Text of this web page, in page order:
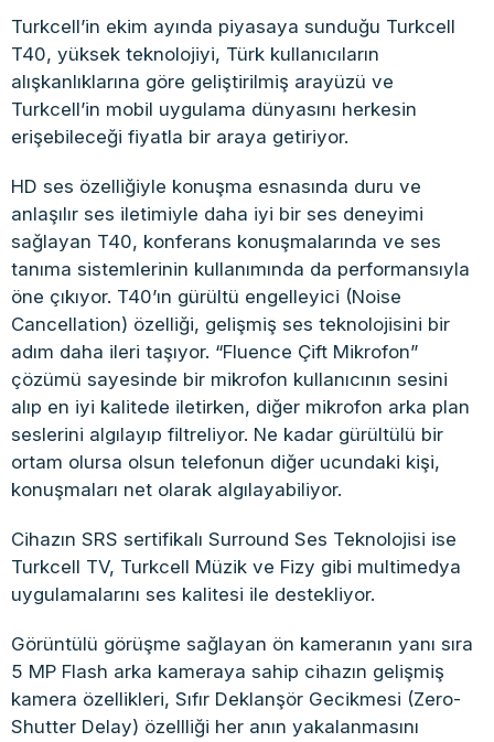
Turkcell’in ekim ayında piyasaya sunduğu Turkcell
T40, yüksek teknolojiyi, Türk kullanıcıların
alışkanlıklarına göre geliştirilmiş arayüzü ve
Turkcell’in mobil uygulama dünyasını herkesin
erişebileceği fiyatla bir araya getiriyor.
HD ses özelliğiyle konuşma esnasında duru ve
anlaşılır ses iletimiyle daha iyi bir ses deneyimi
sağlayan T40, konferans konuşmalarında ve ses
tanıma sistemlerinin kullanımında da performansıyla
öne çıkıyor. T40’ın gürültü engelleyici (Noise
Cancellation) özelliği, gelişmiş ses teknolojisini bir
adım daha ileri taşıyor. “Fluence Çift Mikrofon”
çözümü sayesinde bir mikrofon kullanıcının sesini
alıp en iyi kalitede iletirken, diğer mikrofon arka plan
seslerini algılayıp filtreliyor. Ne kadar gürültülü bir
ortam olursa olsun telefonun diğer ucundaki kişi,
konuşmaları net olarak algılayabiliyor.
Cihazın SRS sertifikalı Surround Ses Teknolojisi ise
Turkcell TV, Turkcell Müzik ve Fizy gibi multimedya
uygulamalarını ses kalitesi ile destekliyor.
Görüntülü görüşme sağlayan ön kameranın yanı sıra
5 MP Flash arka kameraya sahip cihazın gelişmiş
kamera özellikleri, Sıfır Deklanşör Gecikmesi (Zero-
Shutter Delay) özellliği her anın yakalanmasını